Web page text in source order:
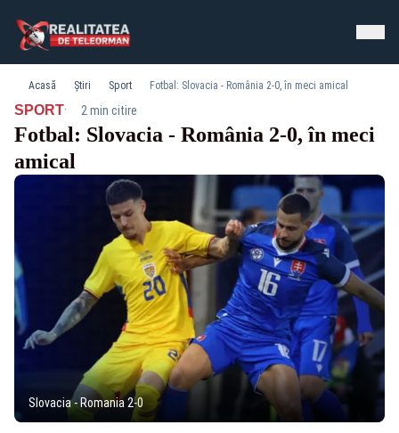
Acasă Știri Sport Fotbal: Slovacia - România 2-0, în meci amical
SPORT· 2 min citire
Fotbal: Slovacia - România 2-0, în meci
amical
Slovacia - Romania 2-0